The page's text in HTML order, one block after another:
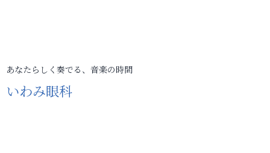
あなたらしく奏でる、音楽の時間
いわみ眼科